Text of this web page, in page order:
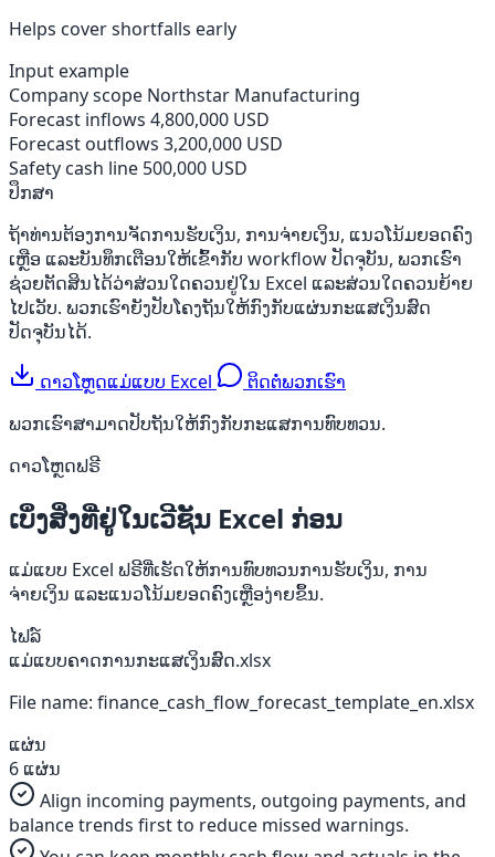
Helps cover shortfalls early
Input example
Company scope Northstar Manufacturing
Forecast inflows 4,800,000 USD
Forecast outflows 3,200,000 USD
Safety cash line 500,000 USD
ປຶກສາ
ຖ້າທ່ານຕ້ອງການຈັດການຮັບເງິນ, ການຈ່າຍເງິນ, ແນວໂນ້ມຍອດຄົງ
ເຫຼືອ ແລະບັນທຶກເຕືອນໃຫ້ເຂົ້າກັບ workflow ປັດຈຸບັນ, ພວກເຮົາ
ຊ່ວຍຕັດສິນໄດ້ວ່າສ່ວນໃດຄວນຢູ່ໃນ Excel ແລະສ່ວນໃດຄວນຍ້າຍ
ໄປເວັບ. ພວກເຮົາຍັງປັບໂຄງຖັນໃຫ້ກົງກັບແຜ່ນກະແສເງິນສົດ
ປັດຈຸບັນໄດ້.
ດາວໂຫຼດແມ່ແບບ Excel
ຕິດຕໍ່ພວກເຮົາ
ພວກເຮົາສາມາດປັບຖັນໃຫ້ກົງກັບກະແສການທົບທວນ.
ດາວໂຫຼດຟຣີ
ເບິ່ງສິ່ງທີ່ຢູ່ໃນເວີຊັນ Excel ກ່ອນ
ແມ່ແບບ Excel ຟຣີທີ່ເຮັດໃຫ້ການທົບທວນການຮັບເງິນ, ການ
ຈ່າຍເງິນ ແລະແນວໂນ້ມຍອດຄົງເຫຼືອງ່າຍຂຶ້ນ.
ໄຟລ໌
ແມ່ແບບຄາດການກະແສເງິນສົດ.xlsx
File name: finance_cash_flow_forecast_template_en.xlsx
ແຜ່ນ
6 ແຜ່ນ
Align incoming payments, outgoing payments, and
balance trends first to reduce missed warnings.